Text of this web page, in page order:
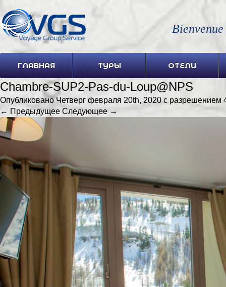
ГЛАВНАЯ ТУРЫ ОТЕЛИ
Chambre-SUP2-Pas-du-Loup@NPS
ОпубликованоЧетверг февраля 20th, 2020с разрешением
← Предыдущее Следующее →